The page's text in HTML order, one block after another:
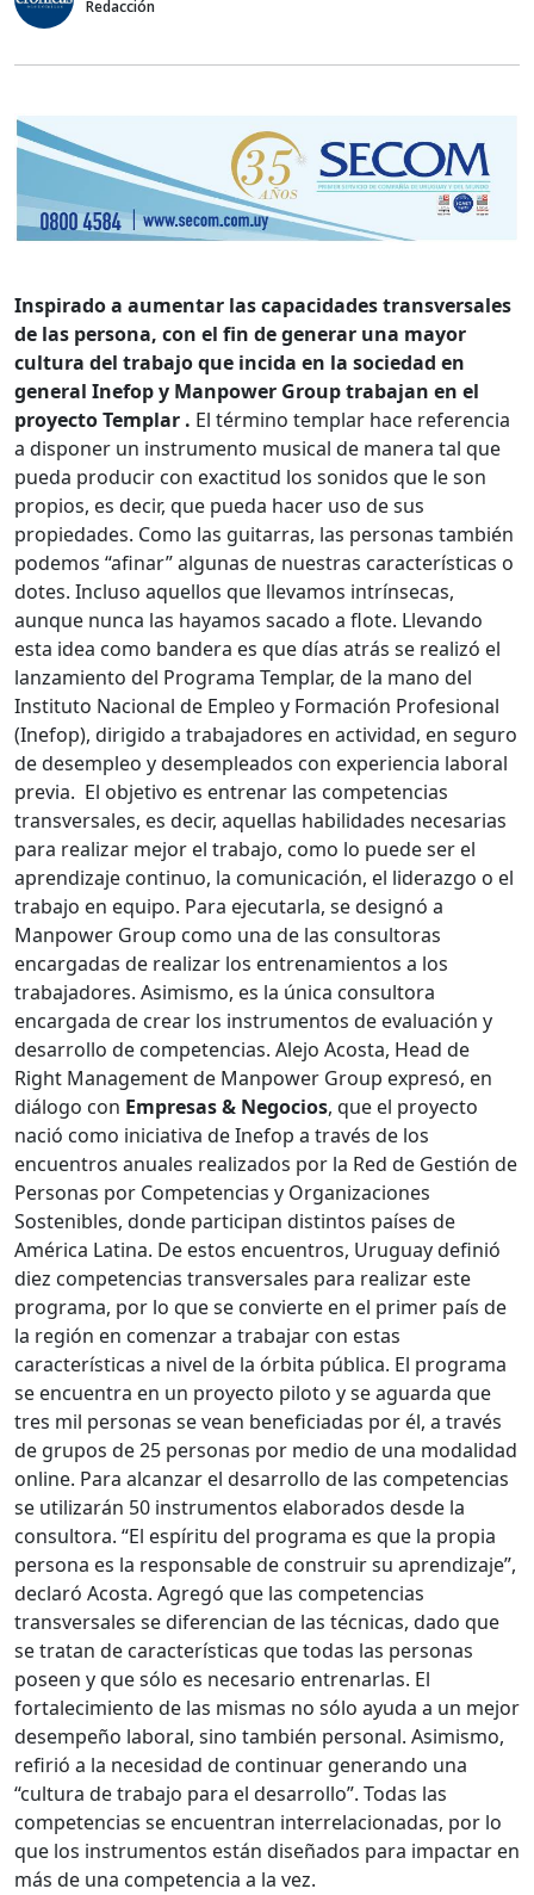
Redacción
Inspirado a aumentar las capacidades transversales
de las persona, con el fin de generar una mayor
cultura del trabajo que incida en la sociedad en
general Inefop y Manpower Group trabajan en el
proyecto Templar . El término templar hace referencia
a disponer un instrumento musical de manera tal que
pueda producir con exactitud los sonidos que le son
propios, es decir, que pueda hacer uso de sus
propiedades. Como las guitarras, las personas también
podemos “afinar” algunas de nuestras características o
dotes. Incluso aquellos que llevamos intrínsecas,
aunque nunca las hayamos sacado a flote. Llevando
esta idea como bandera es que días atrás se realizó el
lanzamiento del Programa Templar, de la mano del
Instituto Nacional de Empleo y Formación Profesional
(Inefop), dirigido a trabajadores en actividad, en seguro
de desempleo y desempleados con experiencia laboral
previa. El objetivo es entrenar las competencias
transversales, es decir, aquellas habilidades necesarias
para realizar mejor el trabajo, como lo puede ser el
aprendizaje continuo, la comunicación, el liderazgo o el
trabajo en equipo. Para ejecutarla, se designó a
Manpower Group como una de las consultoras
encargadas de realizar los entrenamientos a los
trabajadores. Asimismo, es la única consultora
encargada de crear los instrumentos de evaluación y
desarrollo de competencias. Alejo Acosta, Head de
Right Management de Manpower Group expresó, en
diálogo con Empresas & Negocios, que el proyecto
nació como iniciativa de Inefop a través de los
encuentros anuales realizados por la Red de Gestión de
Personas por Competencias y Organizaciones
Sostenibles, donde participan distintos países de
América Latina. De estos encuentros, Uruguay definió
diez competencias transversales para realizar este
programa, por lo que se convierte en el primer país de
la región en comenzar a trabajar con estas
características a nivel de la órbita pública. El programa
se encuentra en un proyecto piloto y se aguarda que
tres mil personas se vean beneficiadas por él, a través
de grupos de 25 personas por medio de una modalidad
online. Para alcanzar el desarrollo de las competencias
se utilizarán 50 instrumentos elaborados desde la
consultora. “El espíritu del programa es que la propia
persona es la responsable de construir su aprendizaje”,
declaró Acosta. Agregó que las competencias
transversales se diferencian de las técnicas, dado que
se tratan de características que todas las personas
poseen y que sólo es necesario entrenarlas. El
fortalecimiento de las mismas no sólo ayuda a un mejor
desempeño laboral, sino también personal. Asimismo,
refirió a la necesidad de continuar generando una
“cultura de trabajo para el desarrollo”. Todas las
competencias se encuentran interrelacionadas, por lo
que los instrumentos están diseñados para impactar en
más de una competencia a la vez.